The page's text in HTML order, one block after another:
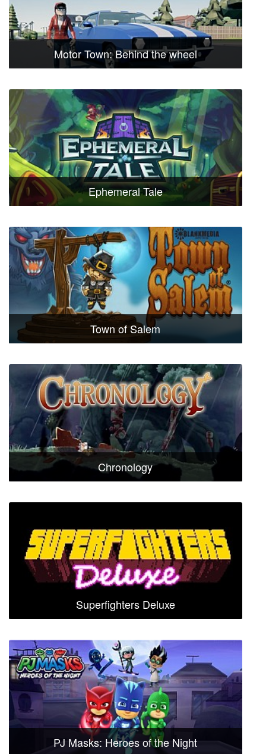
Motor Town: Behind the wheel
Ephemeral Tale
Town of Salem
Chronology
Superfighters Deluxe
PJ Masks: Heroes of the Night